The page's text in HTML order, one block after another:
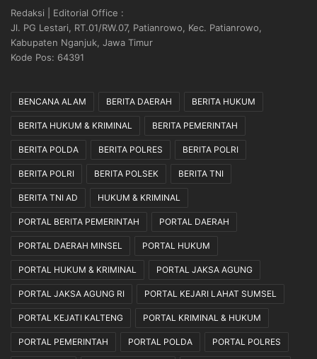
Redaksi | Editorial Office :
Jl. PG Lestari, RT.01/RW.07, Patianrowo, Kec. Patianrowo,
Kabupaten Nganjuk, Jawa Timur
Kode Pos: 64391
BENCANA ALAM BERITA DAERAH BERITA HUKUM
BERITA HUKUM & KRIMINAL BERITA PEMERINTAH
BERITA POLDA BERITA POLRES BERITA POLRI
BERITA POLRI BERITA POLSEK BERITA TNI
BERITA TNI AD HUKUM & KRIMINAL
PORTAL BERITA PEMERINTAH PORTAL DAERAH
PORTAL DAERAH MINSEL PORTAL HUKUM
PORTAL HUKUM & KRIMINAL PORTAL JAKSA AGUNG
PORTAL JAKSA AGUNG RI PORTAL KEJARI LAHAT SUMSEL
PORTAL KEJATI KALTENG PORTAL KRIMINAL & HUKUM
PORTAL PEMERINTAH PORTAL POLDA PORTAL POLRES